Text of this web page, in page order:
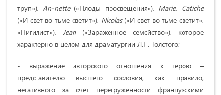
труп»), An-nette («Плоды просвещения»), Marie, Catiche
(«И свет во тьме светит»), Nicolas («И свет во тьме светит»,
«Нигилист»),
Jean («Зараженное семейство»), которое
характерно в целом для драматургии Л.Н. Толстого;
- выражение авторского отношения к герою –
представителю высшего сословия, как правило,
негативного за счет перегруженности французскими